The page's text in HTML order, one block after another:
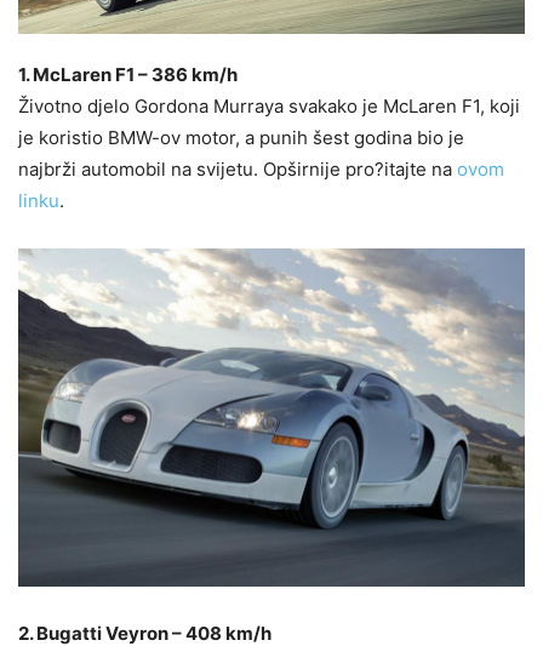
1. McLaren F1 – 386 km/h
Životno djelo Gordona Murraya svakako je McLaren F1, koji
je koristio BMW-ov motor, a punih šest godina bio je
najbrži automobil na svijetu. Opširnije pro?itajte na ovom
linku.
2. Bugatti Veyron – 408 km/h